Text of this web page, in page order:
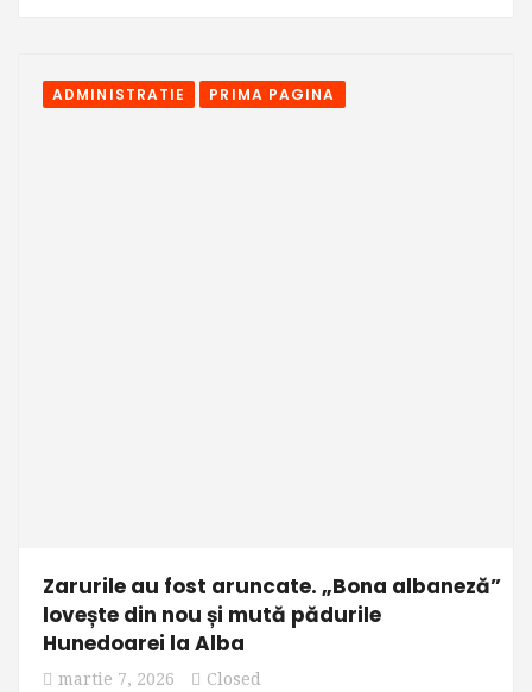
ADMINISTRATIE PRIMA PAGINA
Zarurile au fost aruncate. „Bona albaneză”
lovește din nou și mută pădurile
Hunedoarei la Alba
martie 7, 2026 Closed